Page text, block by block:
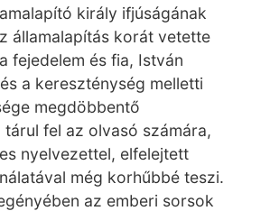
király ifjúságának
államalapítás korát vetette
fejedelem és fia, István
a kereszténység melletti
megdöbbentő
tárul fel az olvasó számára,
nyelvezettel, elfelejtett
még korhűbbé teszi.
az emberi sorsok